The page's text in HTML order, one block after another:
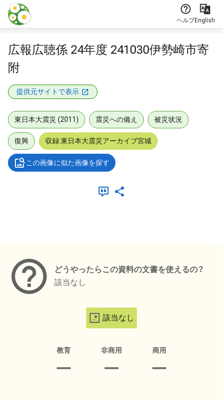
本文に飛ぶ
ヘルプEnglish
広報広聴係 24年度 241030伊勢崎市寄
附
提供元サイトで表示
東日本大震災 (2011) 震災への備え 被災状況
復興 収録:東日本大震災アーカイブ宮城
この画像に似た画像を探す
どうやったらこの資料の文書を使えるの？
該当なし
該当なし
教育 非商用 商用